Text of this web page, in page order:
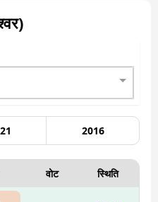
)
2016
वोट स्थिति